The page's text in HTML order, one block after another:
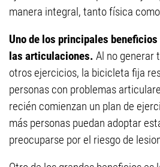
manera integral, tanto física
Uno de los principales
las articulaciones. Al no generar
otros ejercicios, la bicicleta fija
personas con problemas
recién comienzan un plan de
más personas puedan adoptar
preocuparse por el riesgo de